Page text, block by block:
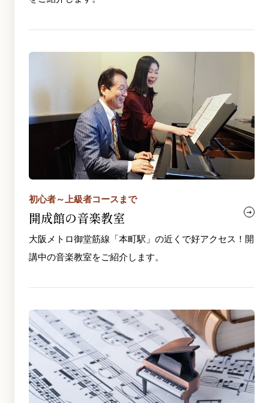
初心者～上級者コースまで
開成館の音楽教室
大阪メトロ御堂筋線「本町駅」の近くで好アクセス！開
講中の音楽教室をご紹介します。